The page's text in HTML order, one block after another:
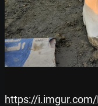
https://